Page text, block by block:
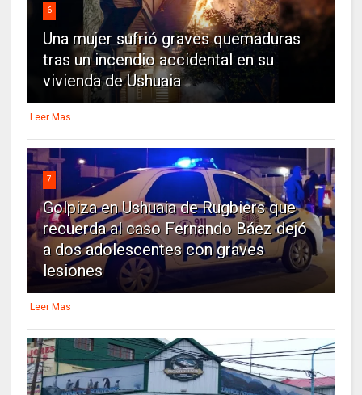
6
Una mujer sufrió graves quemaduras
tras un incendio accidental en su
vivienda de Ushuaia
Leer Mas
7
Golpiza en Ushuaia de Rugbiers que
recuerda al caso Fernando Báez dejó
a dos adolescentes con graves
lesiones
Leer Mas